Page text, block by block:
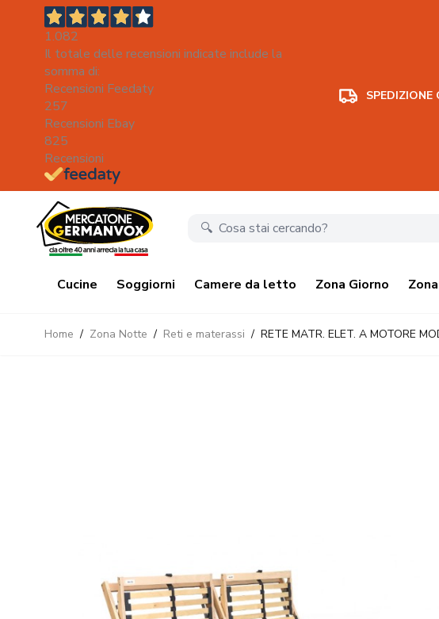
1.082
Il totale delle recensioni indicate include la
somma di:
Recensioni Feedaty
257
Recensioni Ebay
825
Recensioni
Salta al contenuto
Cucine Soggiorni Camere da letto Zona Giorno
Home / Zona Notte / Reti e materassi / RETE MATR. ELET. A MOTORE